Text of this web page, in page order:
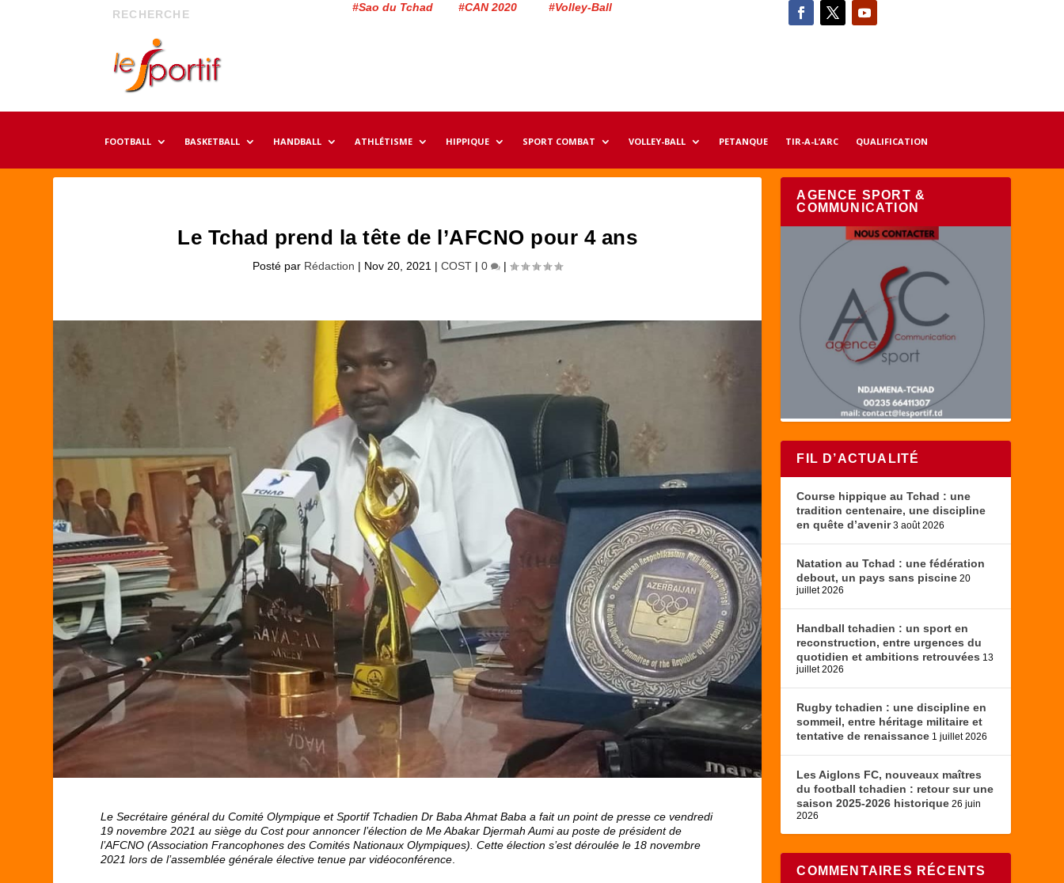
#Sao du Tchad #CAN 2020 #Volley-Ball
FOOTBALL BASKETBALL HANDBALL ATHLÉTISME HIPPIQUE SPORT COMBAT VOLLEY-BALL PETANQUE TIR-A-L’ARC QUALIFICATION
Le Tchad prend la tête de l’AFCNO pour 4 ans
Posté par Rédaction | Nov 20, 2021 |COST |0 |
Le Secrétaire général du Comité Olympique et Sportif Tchadien Dr Baba Ahmat Baba a fait un point de presse ce vendredi
19 novembre 2021 au siège du Cost pour annoncer l’élection de Me Abakar Djermah Aumi au poste de président de
l’AFCNO (Association Francophones des Comités Nationaux Olympiques). Cette élection s’est déroulée le 18 novembre
2021 lors de l’assemblée générale élective tenue par vidéoconférence
AGENCE SPORT &
COMMUNICATION
FIL D’ACTUALITÉ
Course hippique au Tchad : une
tradition centenaire, une discipline
en quête d’avenir 3 août 2026
Natation au Tchad : une fédération
debout, un pays sans piscine 20
juillet 2026
Handball tchadien : un sport en
reconstruction, entre urgences du
quotidien et ambitions retrouvées 13
juillet 2026
Rugby tchadien : une discipline en
sommeil, entre héritage militaire et
tentative de renaissance 1 juillet 2026
Les Aiglons FC, nouveaux maîtres
du football tchadien : retour sur une
saison 2025-2026 historique 26 juin
2026
COMMENTAIRES RÉCENTS